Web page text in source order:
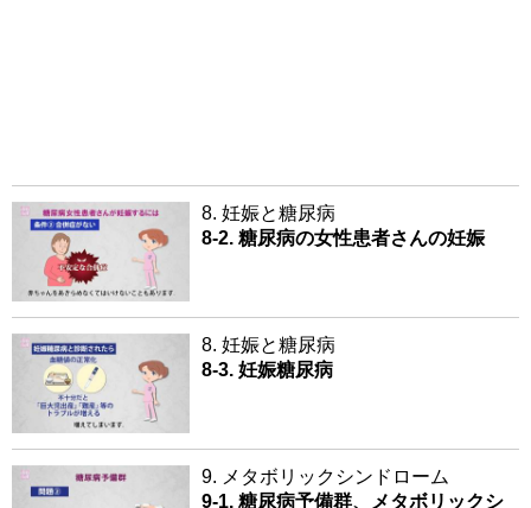
8. 妊娠と糖尿病
8-2. 糖尿病の女性患者さんの妊娠
8. 妊娠と糖尿病
8-3. 妊娠糖尿病
9. メタボリックシンドローム
9-1. 糖尿病予備群、メタボリックシ